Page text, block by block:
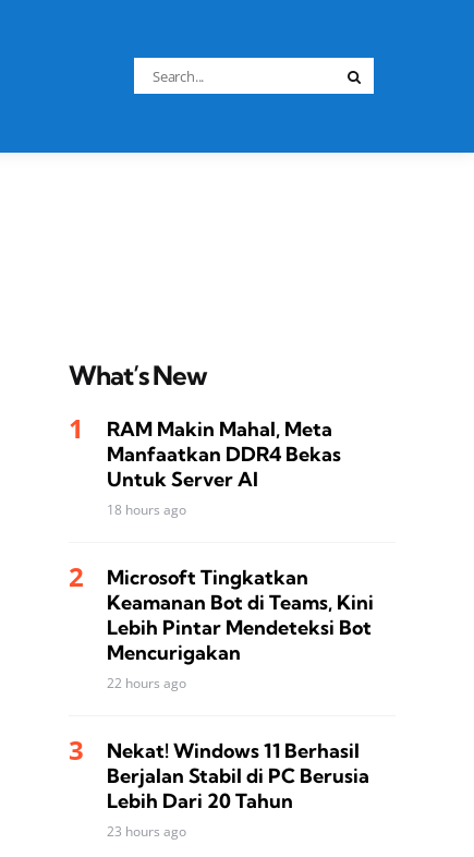
Search
for:
What’s New
RAM Makin Mahal, Meta
Manfaatkan DDR4 Bekas
Untuk Server AI
18 hours ago
Microsoft Tingkatkan
Keamanan Bot di Teams, Kini
Lebih Pintar Mendeteksi Bot
Mencurigakan
22 hours ago
Nekat! Windows 11 Berhasil
Berjalan Stabil di PC Berusia
Lebih Dari 20 Tahun
23 hours ago